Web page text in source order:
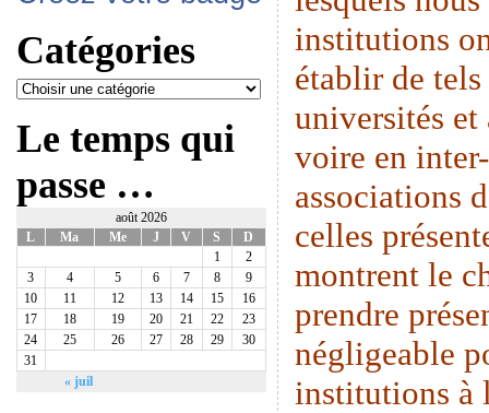
Catégories
Le temps qui
passe …
août 2026
L
Ma Me J V S D
« juil
1
2
3
4 5 6 7 8
9
10
11 12 13 14 15
16
17
18 19 20 21 22
23
24
25 26 27 28 29
30
31
institutions
établir de tels
universités et
voire en
associations
celles
montrent le
prendre
négligeable
institutions à